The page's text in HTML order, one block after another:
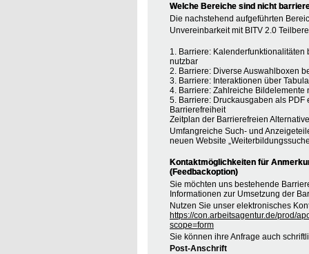
Welche Bereiche sind nicht
Die nachstehend aufgeführten
Unvereinbarkeit mit BITV 2.0
1. Barriere:
nutzbar
2. Barriere: Diverse Auswahlboxen
3. Barriere: Interaktionen über
4. Barriere: Zahlreiche
5. Barriere: Druckausgaben als
Barrierefreiheit
Zeitplan der Barrierefreien
Umfangreiche Such- und
neuen Website
Kontaktmöglichkeiten für
(Feedbackoption)
Sie möchten uns bestehende
Informationen zur Umsetzung der
Nutzen Sie unser elektronisches
https://con.arbeitsagentur.de/prod/
scope=form
Sie können ihre Anfrage auch
Post-Anschrift